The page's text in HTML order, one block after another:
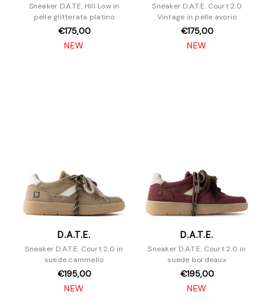
Sneaker D.A.T.E. Hill Low in
pelle glitterata platino
€175,00
NEW
Sneaker D.A.T.E. Court 2.0
Vintage in pelle avorio
€175,00
NEW
D.A.T.E.
Sneaker D.A.T.E. Court 2.0 in
suede cammello
€195,00
NEW
D.A.T.E.
Sneaker D.A.T.E. Court 2.0 in
suede bordeaux
€195,00
NEW